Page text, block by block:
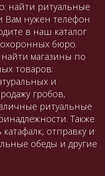
найти ритуальные
Вам нужен телефон
в наш каталог
бюро.
магазины по
товаров:
и
гробов,
ритуальные
Также
катафалк, отправку и
обеды и другие